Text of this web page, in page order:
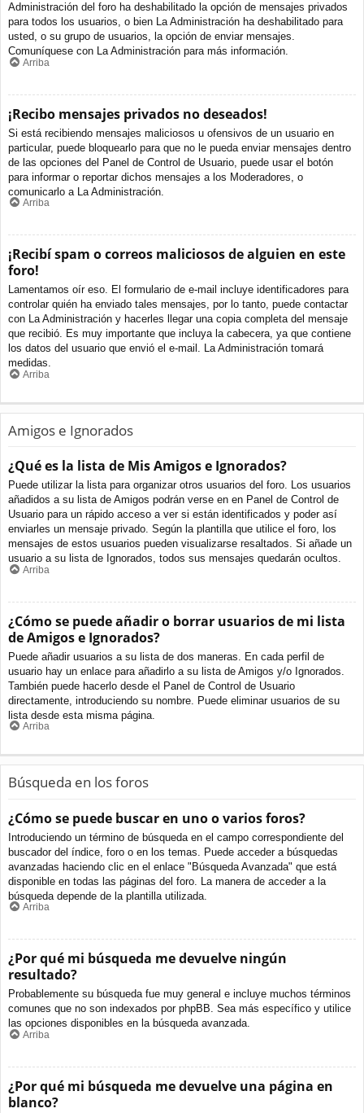
Administración del foro ha deshabilitado la opción de mensajes privados
para todos los usuarios, o bien La Administración ha deshabilitado para
usted, o su grupo de usuarios, la opción de enviar mensajes.
Comuníquese con La Administración para más información.
Arriba
¡Recibo mensajes privados no deseados!
Si está recibiendo mensajes maliciosos u ofensivos de un usuario en
particular, puede bloquearlo para que no le pueda enviar mensajes dentro
de las opciones del Panel de Control de Usuario, puede usar el botón
para informar o reportar dichos mensajes a los Moderadores, o
comunicarlo a La Administración.
Arriba
¡Recibí spam o correos maliciosos de alguien en este
foro!
Lamentamos oír eso. El formulario de e-mail incluye identificadores para
controlar quién ha enviado tales mensajes, por lo tanto, puede contactar
con La Administración y hacerles llegar una copia completa del mensaje
que recibió. Es muy importante que incluya la cabecera, ya que contiene
los datos del usuario que envió el e-mail. La Administración tomará
medidas.
Arriba
Amigos e Ignorados
¿Qué es la lista de Mis Amigos e Ignorados?
Puede utilizar la lista para organizar otros usuarios del foro. Los usuarios
añadidos a su lista de Amigos podrán verse en en Panel de Control de
Usuario para un rápido acceso a ver si están identificados y poder así
enviarles un mensaje privado. Según la plantilla que utilice el foro, los
mensajes de estos usuarios pueden visualizarse resaltados. Si añade un
usuario a su lista de Ignorados, todos sus mensajes quedarán ocultos.
Arriba
¿Cómo se puede añadir o borrar usuarios de mi lista
de Amigos e Ignorados?
Puede añadir usuarios a su lista de dos maneras. En cada perfil de
usuario hay un enlace para añadirlo a su lista de Amigos y/o Ignorados.
También puede hacerlo desde el Panel de Control de Usuario
directamente, introduciendo su nombre. Puede eliminar usuarios de su
lista desde esta misma página.
Arriba
Búsqueda en los foros
¿Cómo se puede buscar en uno o varios foros?
Introduciendo un término de búsqueda en el campo correspondiente del
buscador del índice, foro o en los temas. Puede acceder a búsquedas
avanzadas haciendo clic en el enlace "Búsqueda Avanzada" que está
disponible en todas las páginas del foro. La manera de acceder a la
búsqueda depende de la plantilla utilizada.
Arriba
¿Por qué mi búsqueda me devuelve ningún
resultado?
Probablemente su búsqueda fue muy general e incluye muchos términos
comunes que no son indexados por phpBB. Sea más específico y utilice
las opciones disponibles en la búsqueda avanzada.
Arriba
¿Por qué mi búsqueda me devuelve una página en
blanco?